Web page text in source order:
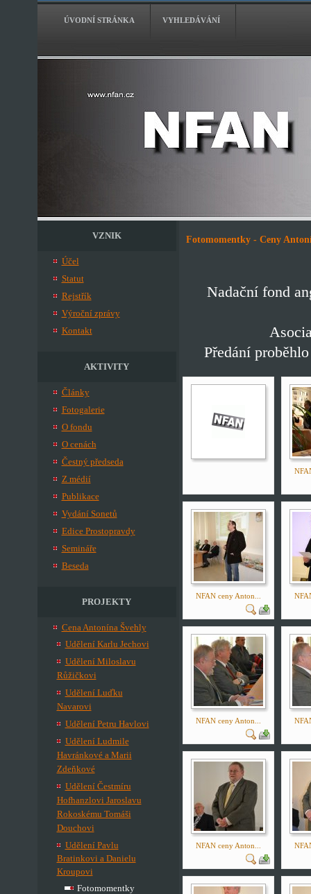
ÚVODNÍ STRÁNKA VYHLEDÁVÁNÍ
VZNIK
Účel
Statut
Rejstřík
Výroční zprávy
Kontakt
AKTIVITY
Články
Fotogalerie
O fondu
O cenách
Čestný předseda
Z médií
Publikace
Vydání Sonetů
Edice Prostopravdy
Semináře
Beseda
PROJEKTY
Cena Antonína Švehly
Udělení Karlu Jechovi
Udělení Miloslavu
Růžičkovi
Udělení Luďku
Navarovi
Udělení Petru Havlovi
Udělení Ludmile
Havránkové a Marii
Zdeňkové
Udělení Čestmíru
Hofhanzlovi Jaroslavu
Rokoskému Tomáši
Douchovi
Udělení Pavlu
Bratinkovi a Danielu
Kroupovi
Fotomomentky
Fotomomentky - Ceny
Nadační fond
Předání
NFAN ceny Anton...
NFAN ceny Anton...
NFAN ceny Anton...